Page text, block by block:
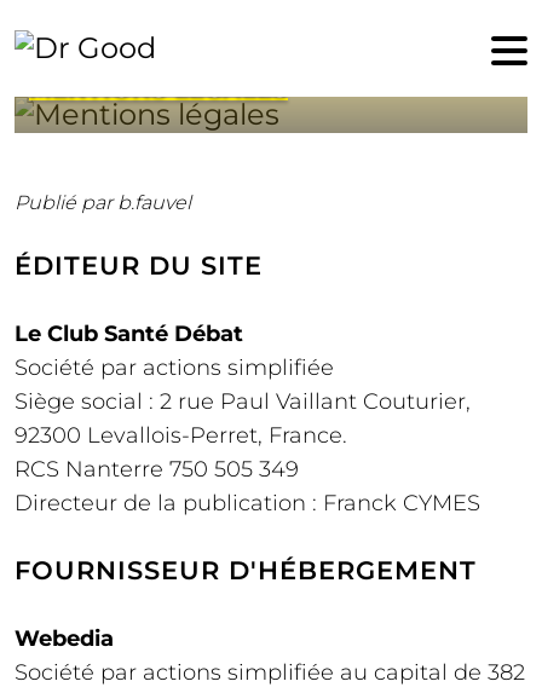
Publié par b.fauvel
ÉDITEUR DU SITE
Le Club Santé Débat
Société par actions simplifiée
Siège social : 2 rue Paul Vaillant Couturier,
92300 Levallois-Perret, France.
RCS Nanterre 750 505 349
Directeur de la publication : Franck CYMES
FOURNISSEUR D'HÉBERGEMENT
Webedia
Société par actions simplifiée au capital de 382